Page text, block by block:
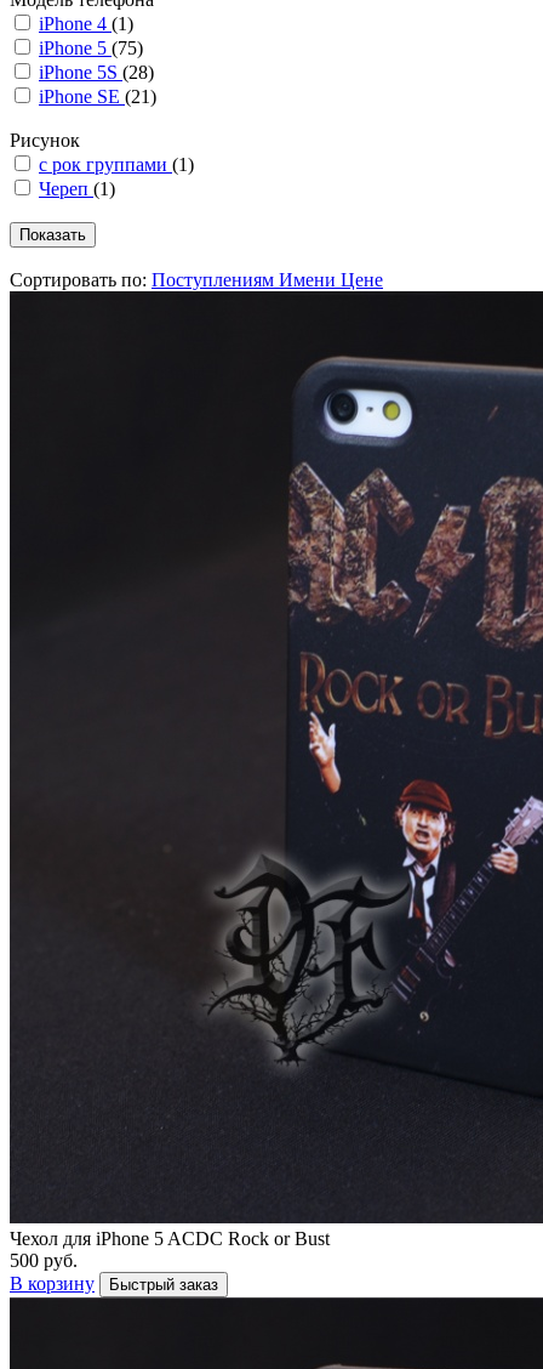
iPhone 4 (1)
iPhone 5 (75)
iPhone 5S (28)
iPhone SE (21)
Рисунок
с рок группами (1)
Череп (1)
Сортировать по: Поступлениям Имени Цене
Чехол для iPhone 5 ACDC Rock or Bust
500 руб.
В корзину
Быстрый заказ